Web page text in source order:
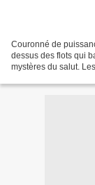
Couronné de
dessus des flots qui
mystères du salut.